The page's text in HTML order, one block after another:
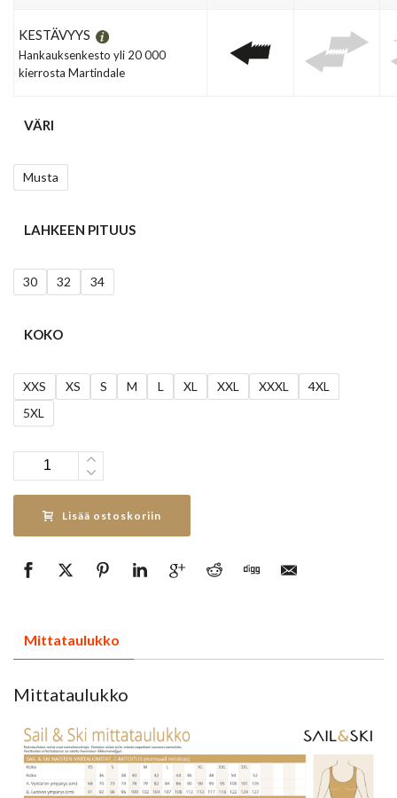
KESTÄVYYS
Hankauksenkesto yli 20 000
kierrosta Martindale
VÄRI
Musta
LAHKEEN PITUUS
30 32 34
KOKO
XXS XS S M L XL XXL XXXL
4XL
5XL
Määrä
Lisää ostoskoriin
Mittataulukko
Mittataulukko